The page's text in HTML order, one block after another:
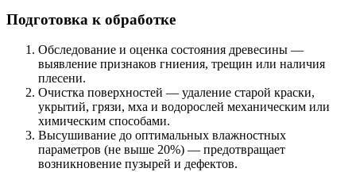
Подготовка к обработке
Обследование и оценка состояния древесины —
выявление признаков гниения, трещин или наличия
плесени.
Очистка поверхностей — удаление старой краски,
укрытий, грязи, мха и водорослей механическим или
химическим способами.
Высушивание до оптимальных влажностных
параметров (не выше 20%) — предотвращает
возникновение пузырей и дефектов.